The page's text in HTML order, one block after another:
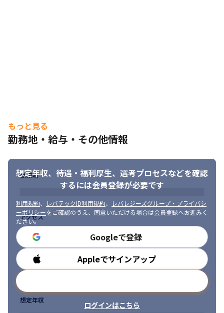
入社後のキャリアアップを継続的に支援します。
・多様なプロジェクト
大手企業を中心とした案件多数。
業界業種様々なプロジェクトに携われます。
・最先端技術領域へのチャレンジ機会
クトへの参画が可能です。
さらに、AI人材育成にも注力しており、全社員に対してGemini
Proアカウントを付与し、
日常業務から最新AIを活用できる環境を整えています。
・キャリアの可能性
年齢や性別に関係なく活躍できる環境で
20代でリーダーとして活躍する社員も在籍しています。
・高い技術力を、正当に評価・還元する「フリーランスバリュー
もっと見る
勤務地・給与・その他情報
想定年収、待遇・福利厚生、 選考プロセスなどを確認
するには会員登録が必要です
利用規約、 レバテックID利用規約、
レバレジーズグループ・プライバシ
ーポリシーをご確認のうえ、同意いただける場合は会員登録へお進みく
ださい。
Googleで登録
Appleでサインアップ
ログインはこちら
勤務地
アクセス
勤務時間
想定年収